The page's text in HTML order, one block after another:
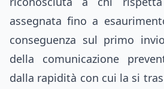
assegnata fino a
conseguenza sul primo
della comunicazione
dalla rapidità con cui la si